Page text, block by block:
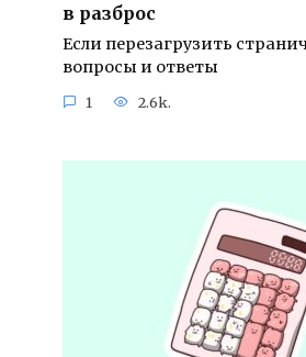
в разброс
Если перезагрузить
вопросы и ответы
1 2.6k.